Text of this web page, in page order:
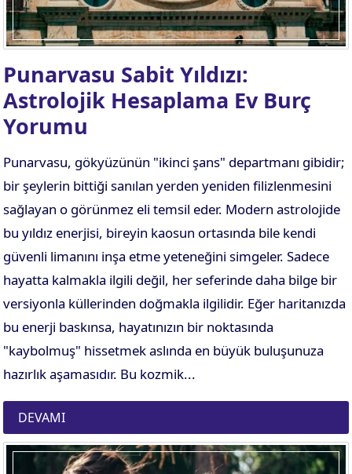
Punarvasu Sabit Yıldızı:
Astrolojik Hesaplama Ev Burç
Yorumu
Punarvasu, gökyüzünün "ikinci şans" departmanı gibidir;
bir şeylerin bittiği sanılan yerden yeniden filizlenmesini
sağlayan o görünmez eli temsil eder. Modern astrolojide
bu yıldız enerjisi, bireyin kaosun ortasında bile kendi
güvenli limanını inşa etme yeteneğini simgeler. Sadece
hayatta kalmakla ilgili değil, her seferinde daha bilge bir
versiyonla küllerinden doğmakla ilgilidir. Eğer haritanızda
bu enerji baskınsa, hayatınızın bir noktasında
"kaybolmuş" hissetmek aslında en büyük buluşunuza
hazırlık aşamasıdır. Bu kozmik...
DEVAMI